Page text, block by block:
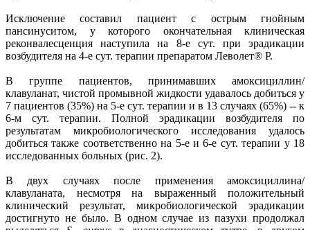
Исключение составил пациент с острым гнойным
пансинуситом, у которого окончательная клиническая
реконвалесценция наступила на 8-е сут. при эрадикации
возбудителя на 4-е сут. терапии препаратом Леволет® Р.
В группе пациентов, принимавших амоксициллин/
клавуланат, чистой промывной жидкости удавалось добиться у
7 пациентов (35%) на 5-е сут. терапии и в 13 случаях (65%) -- к
6-м сут. терапии. Полной эрадикации возбудителя по
результатам микробиологического исследования удалось
добиться также соответственно на 5-е и 6-е сут. терапии у 18
исследованных больных (рис. 2).
В двух случаях после применения амоксициллина/
клавуланата, несмотря на выраженный положительный
клинический результат, микробиологической эрадикации
достигнуто не было. В одном случае из пазухи продолжал